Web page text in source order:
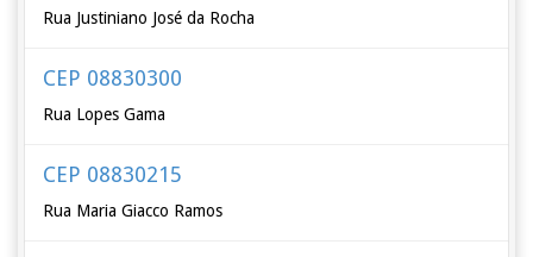
Rua Justiniano José da Rocha
CEP 08830300
Rua Lopes Gama
CEP 08830215
Rua Maria Giacco Ramos